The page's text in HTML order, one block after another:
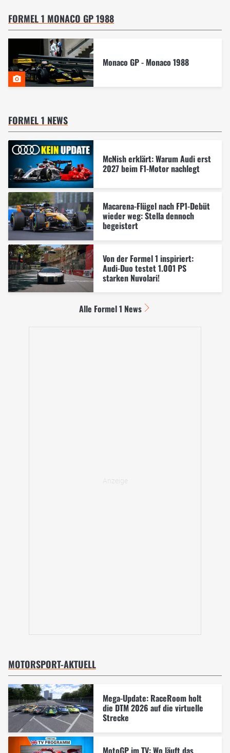
FORMEL 1 MONACO GP 1988
Monaco GP - Monaco 1988
FORMEL 1 NEWS
McNish erklärt: Warum Audi erst
2027 beim F1-Motor nachlegt
Macarena-Flügel nach FP1-Debüt
wieder weg: Stella dennoch
begeistert
Von der Formel 1 inspiriert:
Audi-Duo testet 1.001 PS
starken Nuvolari!
Alle Formel 1 News
MOTORSPORT-AKTUELL
Mega-Update: RaceRoom holt
die DTM 2026 auf die virtuelle
Strecke
MotoGP im TV: Wo läuft das